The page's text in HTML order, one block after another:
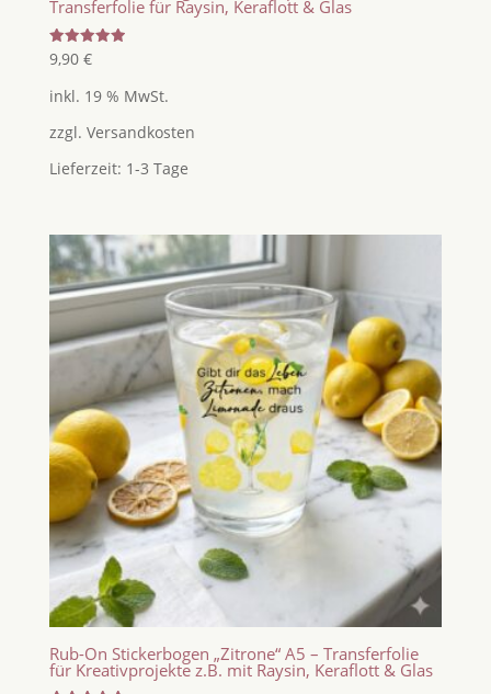
Transferfolie für Raysin, Keraflott & Glas
Bewertet
mit
von 5
9,90 €
inkl. 19 % MwSt.
zzgl. Versandkosten
Lieferzeit: 1-3 Tage
Rub-On Stickerbogen „Zitrone“ A5 – Transferfolie
für Kreativprojekte z.B. mit Raysin, Keraflott & Glas